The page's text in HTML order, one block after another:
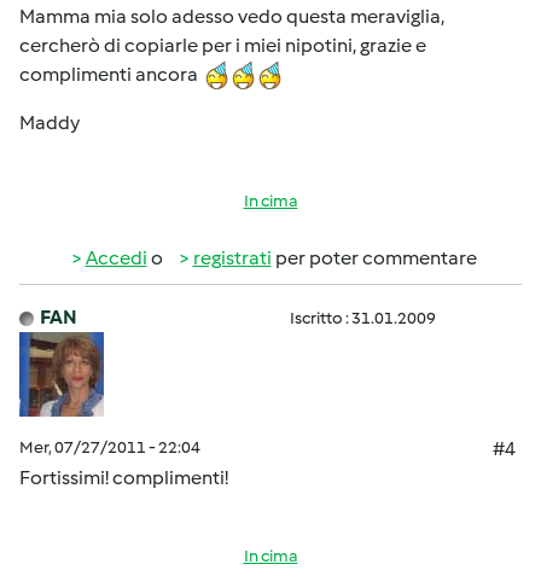
Mamma mia solo adesso vedo questa meraviglia,
cercherò di copiarle per i miei nipotini, grazie e
complimenti ancora
Maddy
In cima
Accedi o registrati per poter commentare
FAN Iscritto : 31.01.2009
Mer, 07/27/2011 - 22:04
#4
Fortissimi! complimenti!
In cima